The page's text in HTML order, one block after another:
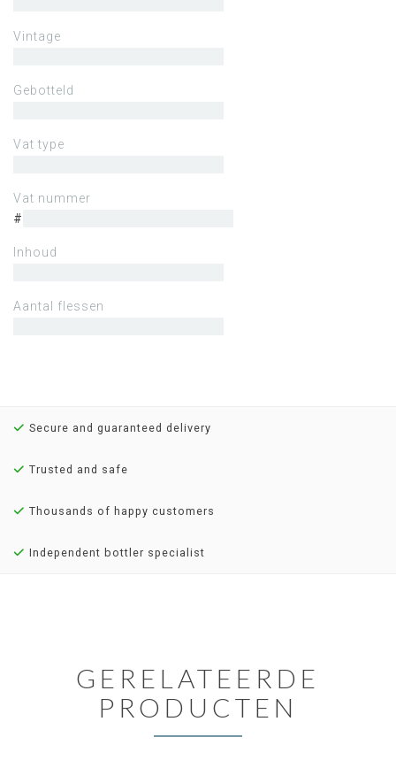
Vintage
Gebotteld
Vat type
Vat nummer
#
Inhoud
Aantal flessen
Secure and guaranteed delivery
Trusted and safe
Thousands of happy customers
Independent bottler specialist
GERELATEERDE
PRODUCTEN